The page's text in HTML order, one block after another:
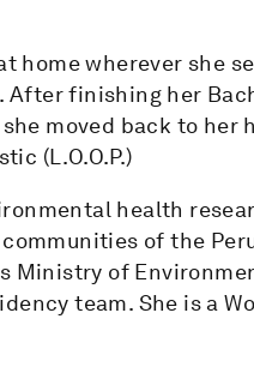
wherever she
finishing her
moved back to her
(L.O.O.P.)
health
of the
Ministry of
team. She is a